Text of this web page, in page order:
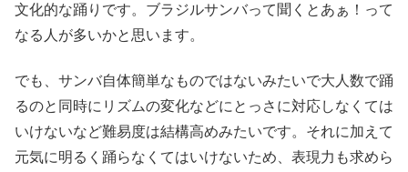
文化的な踊りです。ブラジルサンバって聞くとあぁ！って
なる人が多いかと思います。
でも、サンバ自体簡単なものではないみたいで大人数で踊
るのと同時にリズムの変化などにとっさに対応しなくては
いけないなど難易度は結構高めみたいです。それに加えて
元気に明るく踊らなくてはいけないため、表現力も求めら